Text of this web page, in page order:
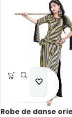
Robe de danse